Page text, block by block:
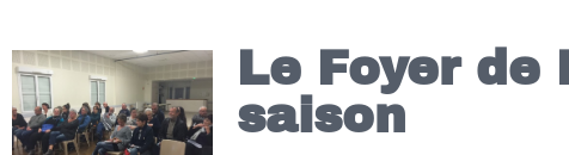
Le Foyer
saison